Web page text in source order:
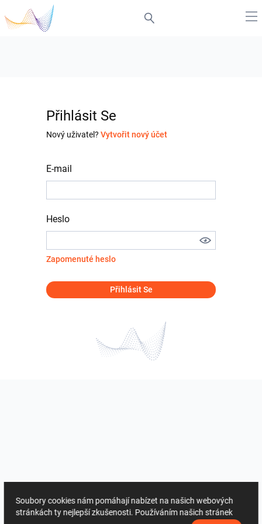
Přihlásit Se
Nový uživatel? Vytvořit nový účet
E-mail
Heslo
Zapomenuté heslo
Přihlásit Se
Soubory cookies nám pomáhají nabízet na našich webových
stránkách ty nejlepší zkušenosti. Používáním našich stránek